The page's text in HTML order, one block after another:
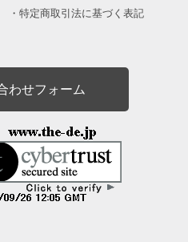
特定商取引法に基づく表記
わせフォーム